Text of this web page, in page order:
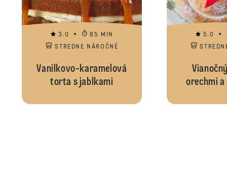
3.0
85 MIN
STREDNE NÁROČNÉ
Vanilkovo-karamelová
torta s jablkami
5.0
orechmi